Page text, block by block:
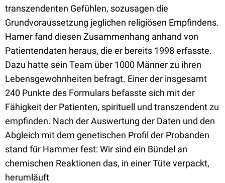
transzendenten Gefühlen, sozusagen die
Grundvoraussetzung jeglichen religiösen Empfindens.
Hamer fand diesen Zusammenhang anhand von
Patientendaten heraus, die er bereits 1998 erfasste.
Dazu hatte sein Team über 1000 Männer zu ihren
Lebensgewohnheiten befragt. Einer der insgesamt
240 Punkte des Formulars befasste sich mit der
Fähigkeit der Patienten, spirituell und transzendent zu
empfinden. Nach der Auswertung der Daten und den
Abgleich mit dem genetischen Profil der Probanden
stand für Hammer fest: Wir sind ein Bündel an
chemischen Reaktionen das, in einer Tüte verpackt,
herumläuft